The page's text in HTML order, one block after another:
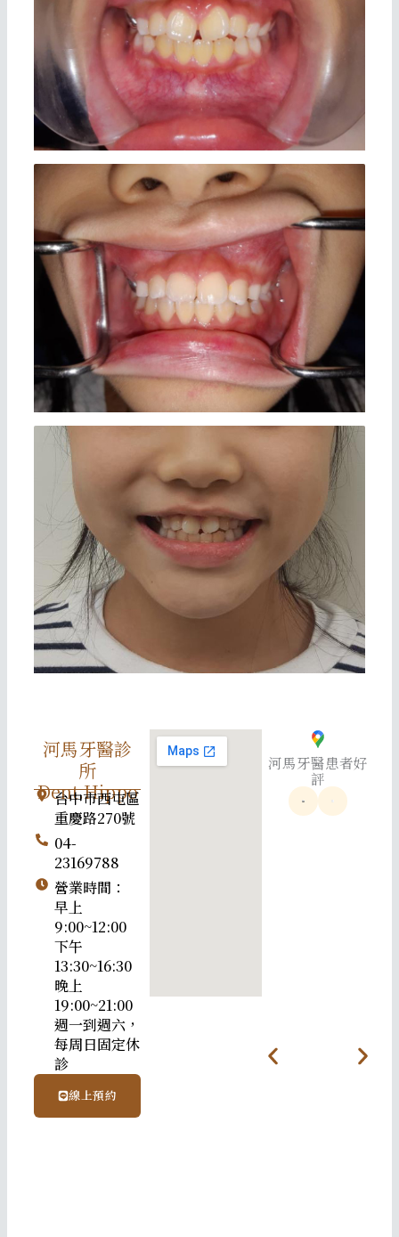
河馬牙醫診
所
Dent.Hippo
台中市西屯區
重慶路270號
04-
23169788
營業時間：
早上
9:00~12:00
下午
13:30~16:30
晚上
19:00~21:00
週一到週六，
每周日固定休
診
線上預約
河馬牙醫患者好
評